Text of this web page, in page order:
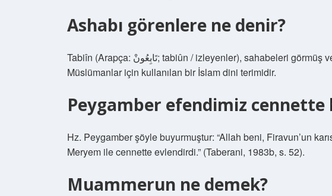
Ashabı görenlere ne denir?
Tabiîn (Arapça: تَابِعُونْ; tabiûn / izleyenler), sahabeleri görmüş ve onlarla bir şekilde temas kurmuş
Müslümanlar için kullanılan bir İslam dini terimidir.
Peygamber efendimiz cennette
Hz. Peygamber şöyle buyurmuştur: “Allah beni, Firavun’un
Meryem ile cennette evlendirdi.” (Taberani, 1983b, s. 52).
Muammerun ne demek?